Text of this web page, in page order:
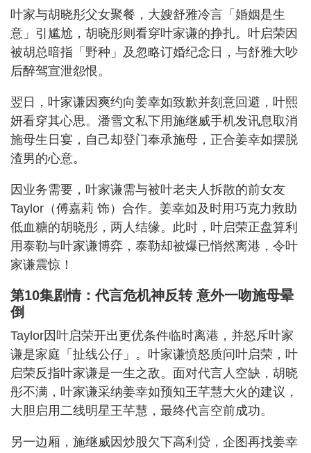
叶家与胡晓彤父女聚餐，大嫂舒雅冷言「婚姻是生
意」引尴尬，胡晓彤则看穿叶家谦的挣扎。叶启荣因
被胡总暗指「野种」及忽略订婚纪念日，与舒雅大吵
后醉驾宣泄怨恨。
翌日，叶家谦因爽约向姜幸如致歉并刻意回避，叶熙
妍看穿其心思。潘雪文私下用施继威手机发讯息取消
施母生日宴，自己却登门奉承施母，正合姜幸如摆脱
渣男的心意。
因业务需要，叶家谦需与被叶老夫人拆散的前女友
Taylor（傅嘉莉 饰）合作。姜幸如及时用巧克力救助
低血糖的胡晓彤，两人结缘。此时，叶启荣正盘算利
用泰勒与叶家谦博弈，泰勒却被爆已悄然离港，令叶
家谦震惊！
第10集剧情：代言危机神反转 意外一吻施母晕
倒
Taylor因叶启荣开出更优条件临时离港，并怒斥叶家
谦是家庭「扯线公仔」。叶家谦愤怒质问叶启荣，叶
启荣反指叶家谦是一生之敌。面对代言人空缺，胡晓
彤不满，叶家谦采纳姜幸如预知王芊慧大火的建议，
大胆启用二线明星王芊慧，最终代言空前成功。
另一边厢，施继威因炒股欠下高利贷，企图再找姜幸